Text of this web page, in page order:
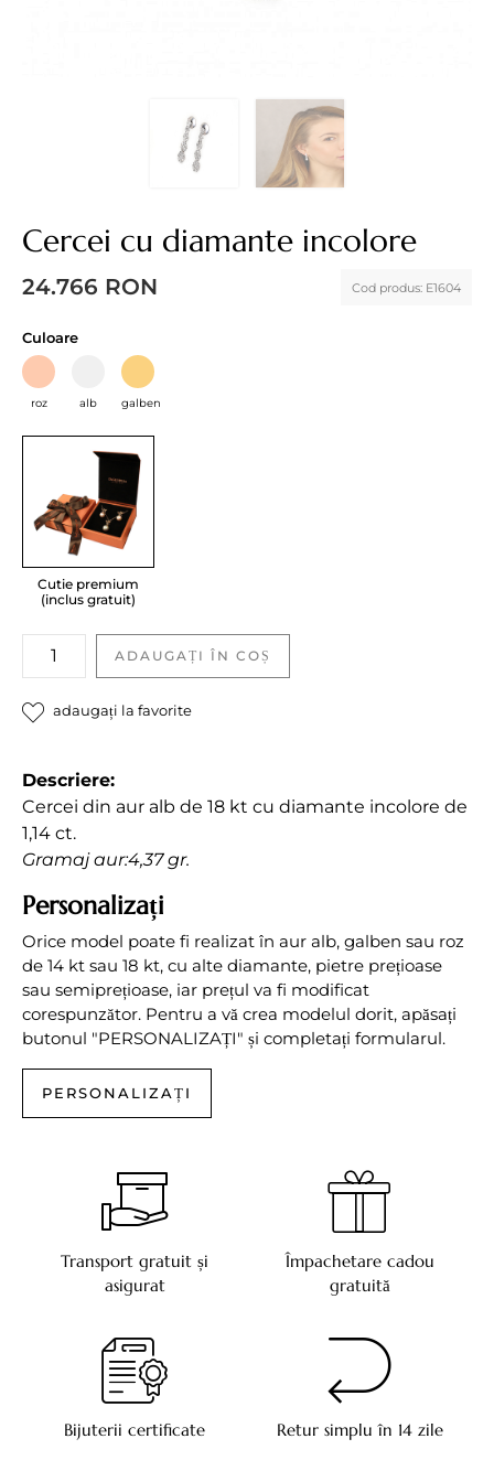
Cercei cu diamante incolore
Cod produs: E1604
24.766 RON
Culoare
roz alb galben
Cutie premium
(inclus gratuit)
Cercei
cu
diamante
incolore
ADAUGAȚI ÎN COȘ
adaugați la favorite
Descriere:
Cercei din aur alb de 18 kt cu diamante incolore de
1,14 ct.
Gramaj aur:4,37 gr.
Personalizați
Orice model poate fi realizat în aur alb, galben sau roz
de 14 kt sau 18 kt, cu alte diamante, pietre prețioase
sau semiprețioase, iar prețul va fi modificat
corespunzător. Pentru a vă crea modelul dorit, apăsați
butonul "PERSONALIZAȚI" și completați formularul.
PERSONALIZAȚI
Transport gratuit și
asigurat
Împachetare cadou
gratuită
Bijuterii certificate Retur simplu în 14 zile